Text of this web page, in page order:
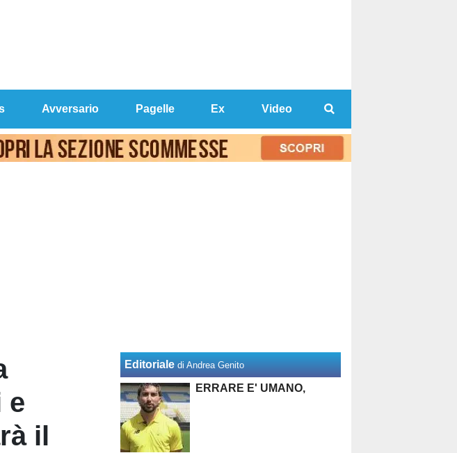
Avversario Pagelle Ex Video
e
il
Editoriale di Andrea Genito
ERRARE E' UMANO,